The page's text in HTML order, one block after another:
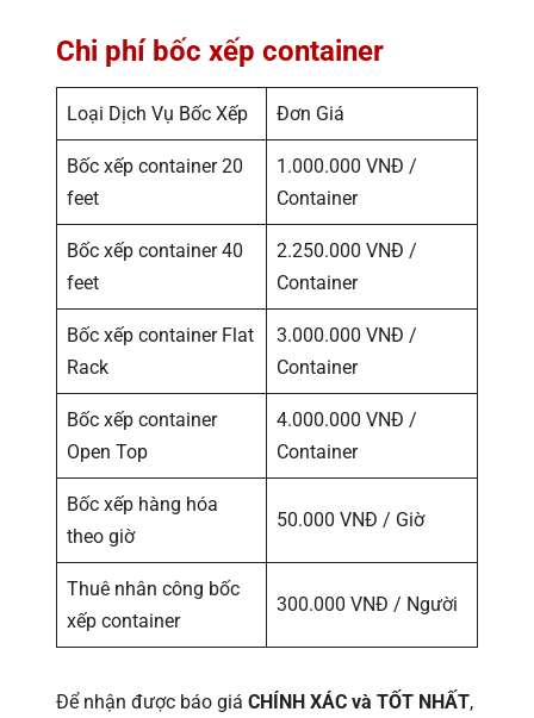
Chi phí bốc xếp container
Loại Dịch Vụ Bốc Xếp Đơn Giá
Bốc xếp container 20
feet
1.000.000 VNĐ /
Container
Bốc xếp container 40
feet
2.250.000 VNĐ /
Container
Bốc xếp container Flat
Rack
3.000.000 VNĐ /
Container
Bốc xếp container
Open Top
4.000.000 VNĐ /
Container
Bốc xếp hàng hóa
theo giờ
50.000 VNĐ / Giờ
Thuê nhân công bốc
xếp container
300.000 VNĐ / Người
Để nhận được báo giá CHÍNH XÁC và TỐT NHẤT,